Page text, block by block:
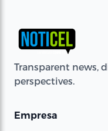
Transparent news,
perspectives.
Empresa